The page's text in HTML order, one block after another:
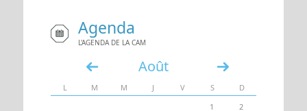
Agenda
L'AGENDA DE LA CAM
Août
« »
L M M J V S
D
1
2